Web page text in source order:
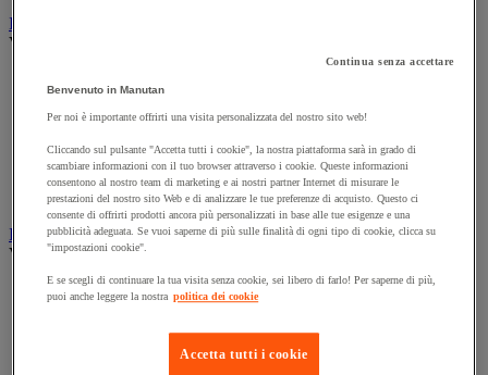
Illuminazione
Vedi tutte le categorie
Lampada da officina
Lampada frontale
Lampadina
Proiettore da cantiere
Torcia
Ingrassaggio e lubrificazione
Vedi tutte le categorie
Anti-aderente
Lubrificante e sbloccante
Continua senza accettare
Benvenuto in Manutan
Per noi è importante offrirti una visita personalizzata del nostro sito web!
Cliccando sul pulsante "Accetta tutti i cookie", la nostra piattaforma sarà in grado di
scambiare informazioni con il tuo browser attraverso i cookie. Queste informazioni
consentono al nostro team di marketing e ai nostri partner Internet di misurare le
prestazioni del nostro sito Web e di analizzare le tue preferenze di acquisto. Questo ci
consente di offrirti prodotti ancora più personalizzati in base alle tue esigenze e una
pubblicità adeguata. Se vuoi saperne di più sulle finalità di ogni tipo di cookie, clicca su
"impostazioni cookie".
E se scegli di continuare la tua visita senza cookie, sei libero di farlo! Per saperne di più,
puoi anche leggere la nostra politica dei cookie
Accetta tutti i cookie